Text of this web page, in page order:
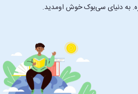
به دنیای سی‌بوک خوش اومدید.